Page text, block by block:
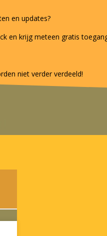
en updates?
en krijg meteen gratis
niet verder verdeeld!